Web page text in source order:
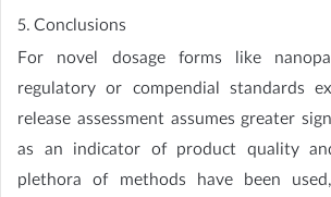
5. Conclusions
For novel dosage forms like
regulatory or compendial standards
release assessment assumes greater
as an indicator of product quality
plethora of methods have been